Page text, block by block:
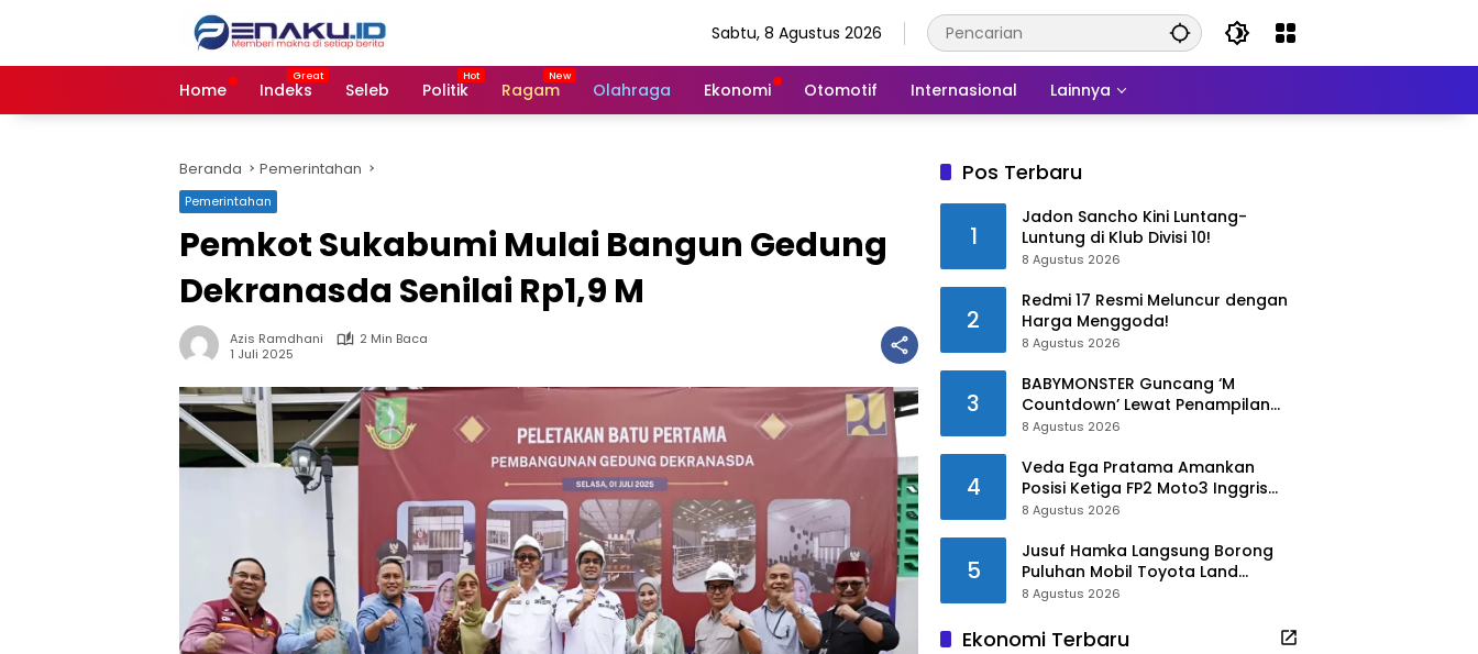
Sabtu, 8 Agustus 2026
Home Indeks Seleb Politik Ragam Olahraga Ekonomi Otomotif Internasional Lainnya
Beranda Pemerintahan
Pemerintahan
Pemkot Sukabumi Mulai Bangun Gedung
Dekranasda Senilai Rp1,9 M
Azis Ramdhani
2 Min Baca
1 Juli 2025
Pos Terbaru
1
Jadon Sancho Kini Luntang-
Luntung di Klub Divisi 10!
8 Agustus 2026
2
Redmi 17 Resmi Meluncur dengan
Harga Menggoda!
8 Agustus 2026
3
BABYMONSTER Guncang ‘M
Countdown’ Lewat Penampilan
“MOON”
8 Agustus 2026
4
Veda Ega Pratama Amankan
Posisi Ketiga FP2 Moto3 Inggris
2026
8 Agustus 2026
5
Jusuf Hamka Langsung Borong
Puluhan Mobil Toyota Land
Cruiser FJ
8 Agustus 2026
Ekonomi Terbaru